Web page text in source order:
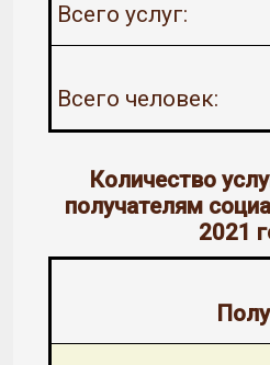
Всего услуг:
Всего человек:
Количество
получателям
2021